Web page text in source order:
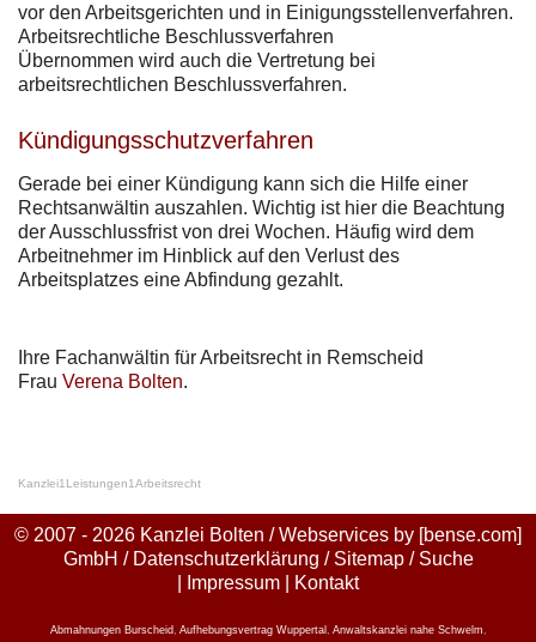
vor den Arbeitsgerichten und in Einigungsstellenverfahren.
Arbeitsrechtliche Beschlussverfahren
Übernommen wird auch die Vertretung bei
arbeitsrechtlichen Beschlussverfahren.
Kündigungsschutzverfahren
Gerade bei einer Kündigung kann sich die Hilfe einer
Rechtsanwältin auszahlen. Wichtig ist hier die Beachtung
der Ausschlussfrist von drei Wochen. Häufig wird dem
Arbeitnehmer im Hinblick auf den Verlust des
Arbeitsplatzes eine Abfindung gezahlt.
Ihre Fachanwältin für Arbeitsrecht in Remscheid
Frau Verena Bolten.
Kanzlei1 Leistungen1Arbeitsrecht
© 2007 - 2026 Kanzlei Bolten / Webservices by [bense.com]
GmbH / Datenschutzerklärung / Sitemap/ Suche
Impressum Kontakt
Abmahnungen Burscheid Aufhebungsvertrag Wuppertal Anwaltskanzlei nahe Schwelm